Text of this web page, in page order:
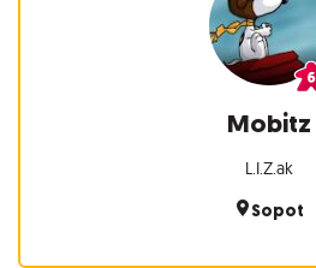
Mobitz
L.I.Z.ak
Sopot